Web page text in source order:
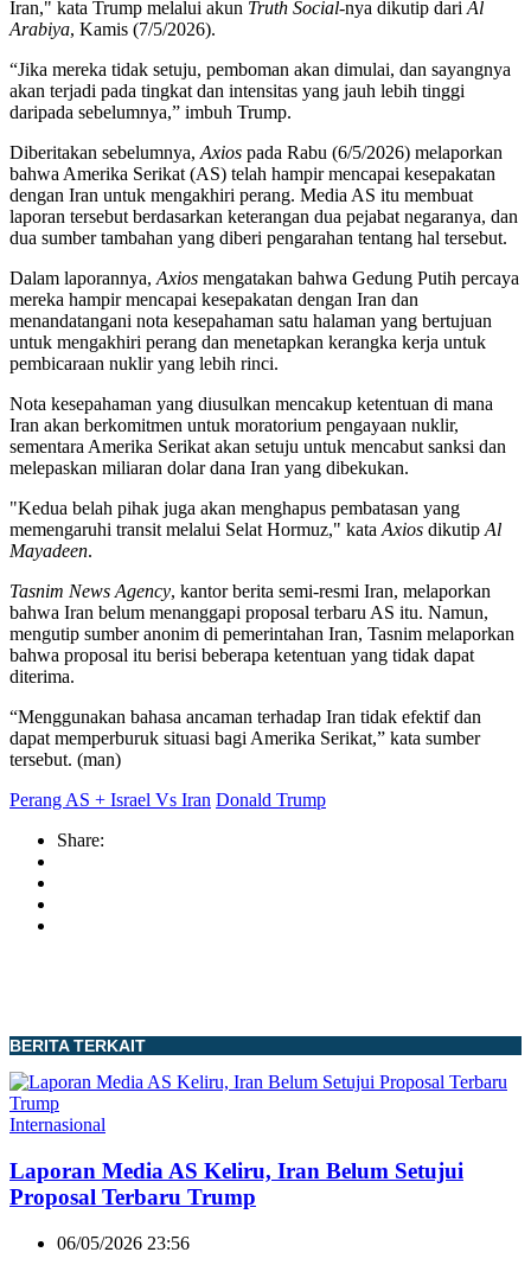
Iran," kata Trump melalui akun Truth Social-nya dikutip dari Al
Arabiya, Kamis (7/5/2026).
“Jika mereka tidak setuju, pemboman akan dimulai, dan sayangnya
akan terjadi pada tingkat dan intensitas yang jauh lebih tinggi
daripada sebelumnya,” imbuh Trump.
Diberitakan sebelumnya, Axios pada Rabu (6/5/2026) melaporkan
bahwa Amerika Serikat (AS) telah hampir mencapai kesepakatan
dengan Iran untuk mengakhiri perang. Media AS itu membuat
laporan tersebut berdasarkan keterangan dua pejabat negaranya, dan
dua sumber tambahan yang diberi pengarahan tentang hal tersebut.
Dalam laporannya, Axios mengatakan bahwa Gedung Putih percaya
mereka hampir mencapai kesepakatan dengan Iran dan
menandatangani nota kesepahaman satu halaman yang bertujuan
untuk mengakhiri perang dan menetapkan kerangka kerja untuk
pembicaraan nuklir yang lebih rinci.
Nota kesepahaman yang diusulkan mencakup ketentuan di mana
Iran akan berkomitmen untuk moratorium pengayaan nuklir,
sementara Amerika Serikat akan setuju untuk mencabut sanksi dan
melepaskan miliaran dolar dana Iran yang dibekukan.
"Kedua belah pihak juga akan menghapus pembatasan yang
memengaruhi transit melalui Selat Hormuz," kata Axios dikutip Al
Mayadeen.
Tasnim News Agency, kantor berita semi-resmi Iran, melaporkan
bahwa Iran belum menanggapi proposal terbaru AS itu. Namun,
mengutip sumber anonim di pemerintahan Iran, Tasnim melaporkan
bahwa proposal itu berisi beberapa ketentuan yang tidak dapat
diterima.
“Menggunakan bahasa ancaman terhadap Iran tidak efektif dan
dapat memperburuk situasi bagi Amerika Serikat,” kata sumber
tersebut. (man)
Perang AS + Israel Vs Iran Donald Trump
Share:
BERITA TERKAIT
Internasional
Laporan Media AS Keliru, Iran Belum Setujui
Proposal Terbaru Trump
06/05/2026 23:56